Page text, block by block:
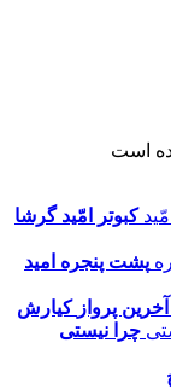
است
کبوتر امّید گرشا
پشت پنجره امید
آخرین پرواز کیارش
چرا نیستی